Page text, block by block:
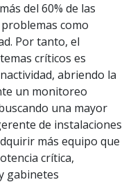
del 60% de las
como
Por tanto, el
críticos es
abriendo la
un monitoreo
una mayor
de instalaciones
más equipo que
crítica,
gabinetes